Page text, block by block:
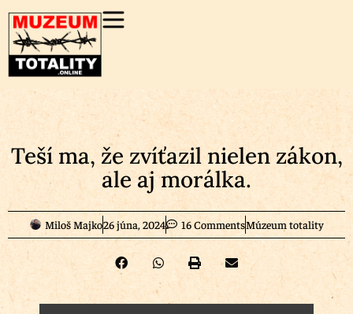
Teší ma, že zvíťazil nielen zákon,
ale aj morálka.
Miloš Majko26 júna, 2024 16 CommentsMúzeum totality